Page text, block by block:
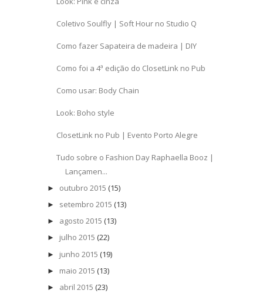
Coletivo Soulfly | Soft Hour no Studio Q
Como fazer Sapateira de madeira | DIY
Como foi a 4ª edição do ClosetLink no Pub
Como usar: Body Chain
Look: Boho style
ClosetLink no Pub | Evento Porto Alegre
Tudo sobre o Fashion Day Raphaella Booz |
Lançamen...
► outubro 2015 (15)
► setembro 2015 (13)
► agosto 2015 (13)
► julho 2015 (22)
► junho 2015 (19)
► maio 2015 (13)
► abril 2015 (23)